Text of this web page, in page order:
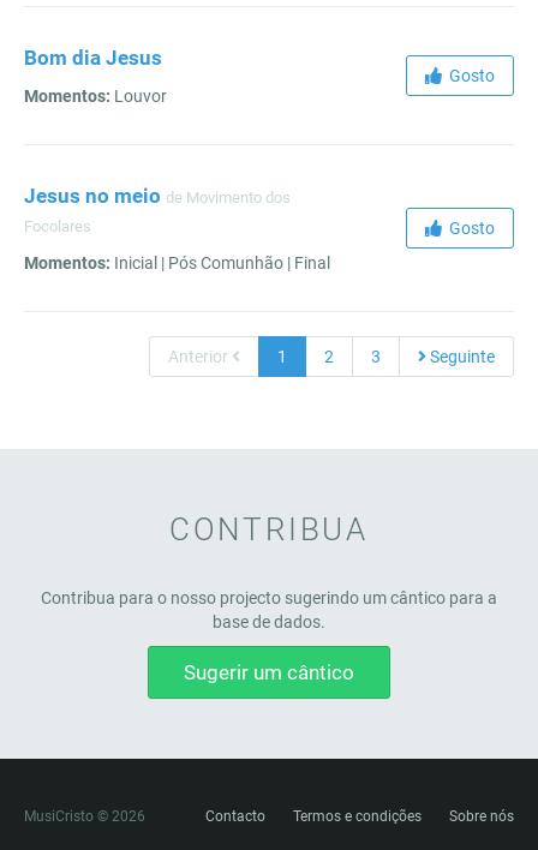
Bom dia Jesus
Momentos: Louvor
Gosto
Jesus no meio de Movimento dos
Focolares
Momentos: Inicial | Pós Comunhão | Final
Gosto
Anterior 1 2 3 Seguinte
CONTRIBUA
Contribua para o nosso projecto sugerindo um cântico para a
base de dados.
Sugerir um cântico
MusiCristo © 2026 Contacto Termos e condições Sobre nós